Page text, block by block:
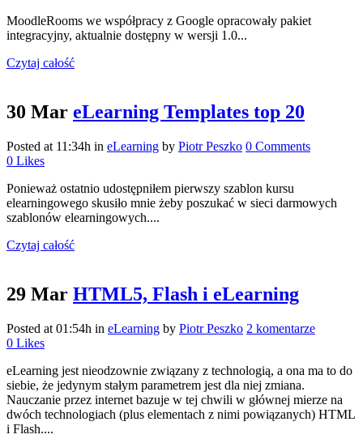
MoodleRooms we współpracy z Google opracowały pakiet
integracyjny, aktualnie dostępny w wersji 1.0...
Czytaj całość
30 Mar eLearning Templates top 20
Posted at 11:34h in eLearning by Piotr Peszko 0 Comments
0 Likes
Ponieważ ostatnio udostępniłem pierwszy szablon kursu
elearningowego skusiło mnie żeby poszukać w sieci darmowych
szablonów elearningowych....
Czytaj całość
29 Mar HTML5, Flash i eLearning
Posted at 01:54h in eLearning by Piotr Peszko 2 komentarze
0 Likes
eLearning jest nieodzownie związany z technologią, a ona ma to do
siebie, że jedynym stałym parametrem jest dla niej zmiana.
Nauczanie przez internet bazuje w tej chwili w głównej mierze na
dwóch technologiach (plus elementach z nimi powiązanych) HTML
i Flash....